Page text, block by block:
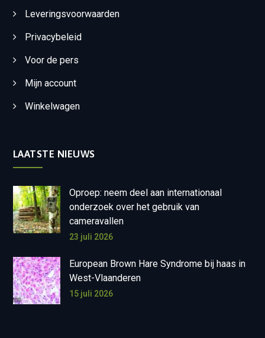
Leveringsvoorwaarden
Privacybeleid
Voor de pers
Mijn account
Winkelwagen
LAATSTE NIEUWS
Oproep: neem deel aan internationaal
onderzoek over het gebruik van
cameravallen
23 juli 2026
European Brown Hare Syndrome bij haas in
West-Vlaanderen
15 juli 2026